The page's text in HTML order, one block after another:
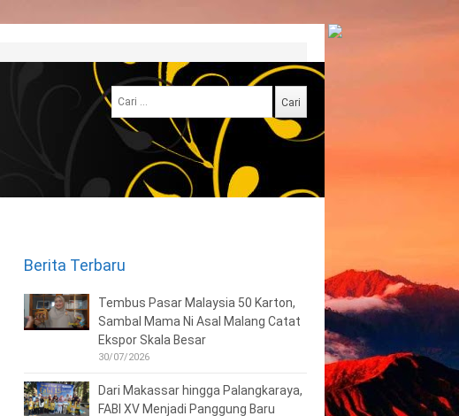
Cari
untuk:
Berita Terbaru
Tembus Pasar Malaysia 50 Karton,
Sambal Mama Ni Asal Malang Catat
Ekspor Skala Besar
30/07/2026
Dari Makassar hingga Palangkaraya,
FABI XV Menjadi Panggung Baru